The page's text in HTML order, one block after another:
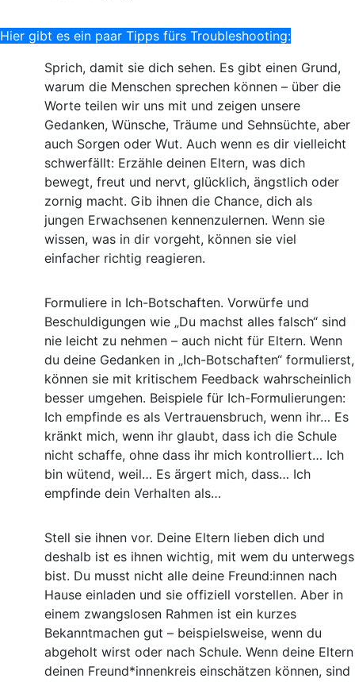
Hier gibt es ein paar Tipps fürs Troubleshooting:
Sprich, damit sie dich sehen. Es gibt einen Grund,
warum die Menschen sprechen können – über die
Worte teilen wir uns mit und zeigen unsere
Gedanken, Wünsche, Träume und Sehnsüchte, aber
auch Sorgen oder Wut. Auch wenn es dir vielleicht
schwerfällt: Erzähle deinen Eltern, was dich
bewegt, freut und nervt, glücklich, ängstlich oder
zornig macht. Gib ihnen die Chance, dich als
jungen Erwachsenen kennenzulernen. Wenn sie
wissen, was in dir vorgeht, können sie viel
einfacher richtig reagieren.
Formuliere in Ich-Botschaften. Vorwürfe und
Beschuldigungen wie „Du machst alles falsch“ sind
nie leicht zu nehmen – auch nicht für Eltern. Wenn
du deine Gedanken in „Ich-Botschaften“ formulierst,
können sie mit kritischem Feedback wahrscheinlich
besser umgehen. Beispiele für Ich-Formulierungen:
Ich empfinde es als Vertrauensbruch, wenn ihr… Es
kränkt mich, wenn ihr glaubt, dass ich die Schule
nicht schaffe, ohne dass ihr mich kontrolliert… Ich
bin wütend, weil… Es ärgert mich, dass… Ich
empfinde dein Verhalten als…
Stell sie ihnen vor. Deine Eltern lieben dich und
deshalb ist es ihnen wichtig, mit wem du unterwegs
bist. Du musst nicht alle deine Freund:innen nach
Hause einladen und sie offiziell vorstellen. Aber in
einem zwangslosen Rahmen ist ein kurzes
Bekanntmachen gut – beispielsweise, wenn du
abgeholt wirst oder nach Schule. Wenn deine Eltern
deinen Freund*innenkreis einschätzen können, sind